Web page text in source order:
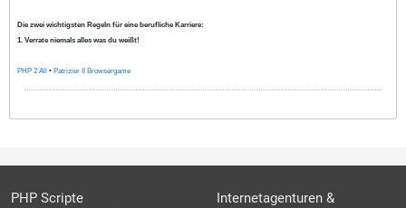
Die zwei wichtigsten Regeln für eine berufliche Karriere:
1. Verrate niemals alles was du weißt!
PHP 2 All • Patrizier II Browsergame
PHP Scripte
Internetagenturen &